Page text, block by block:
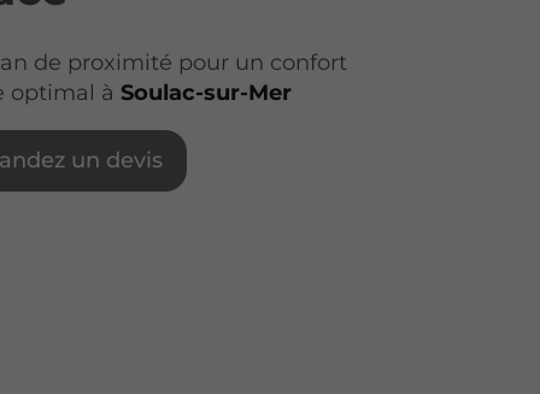
de proximité pour un confort
optimal à Soulac-sur-Mer
un devis